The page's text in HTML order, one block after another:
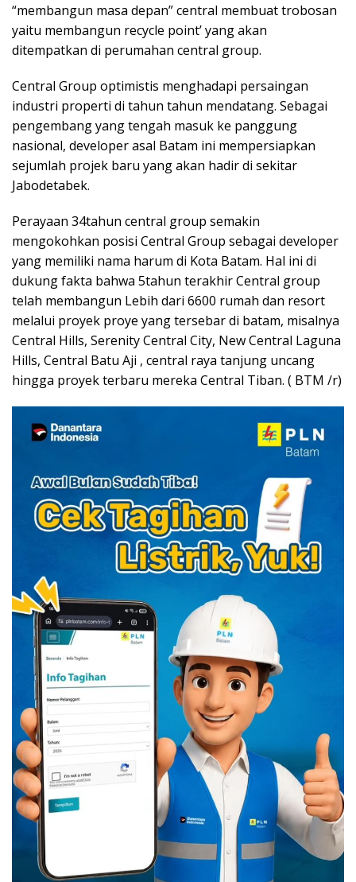
“membangun masa depan” central membuat trobosan
yaitu membangun recycle point’ yang akan
ditempatkan di perumahan central group.
Central Group optimistis menghadapi persaingan
industri properti di tahun tahun mendatang. Sebagai
pengembang yang tengah masuk ke panggung
nasional, developer asal Batam ini mempersiapkan
sejumlah projek baru yang akan hadir di sekitar
Jabodetabek.
Perayaan 34tahun central group semakin
mengokohkan posisi Central Group sebagai developer
yang memiliki nama harum di Kota Batam. Hal ini di
dukung fakta bahwa 5tahun terakhir Central group
telah membangun Lebih dari 6600 rumah dan resort
melalui proyek proye yang tersebar di batam, misalnya
Central Hills, Serenity Central City, New Central Laguna
Hills, Central Batu Aji , central raya tanjung uncang
hingga proyek terbaru mereka Central Tiban. ( BTM /r)